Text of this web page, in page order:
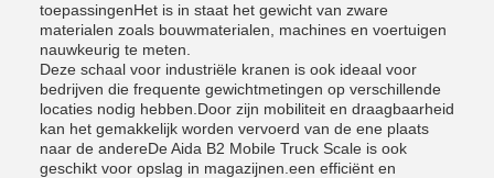
toepassingenHet is in staat het gewicht van zware
materialen zoals bouwmaterialen, machines en voertuigen
nauwkeurig te meten.
Deze schaal voor industriële kranen is ook ideaal voor
bedrijven die frequente gewichtmetingen op verschillende
locaties nodig hebben.Door zijn mobiliteit en draagbaarheid
kan het gemakkelijk worden vervoerd van de ene plaats
naar de andereDe Aida B2 Mobile Truck Scale is ook
geschikt voor opslag in magazijnen.een efficiënt en